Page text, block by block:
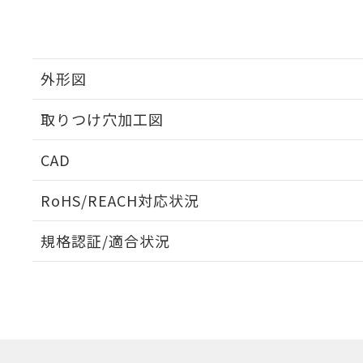
外形図
取りつけ穴加工図
CAD
RoHS/REACH対応状況
EU RoHS 注意事項・凡例
規格認証/適合状況